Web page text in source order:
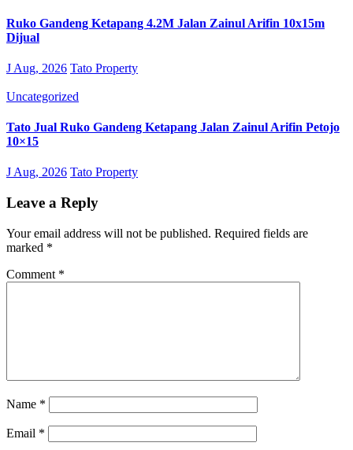
Ruko Gandeng Ketapang 4.2M Jalan Zainul Arifin 10x15m
Dijual
J Aug, 2026 Tato Property
Uncategorized
Tato Jual Ruko Gandeng Ketapang Jalan Zainul Arifin Petojo
10×15
J Aug, 2026 Tato Property
Leave a Reply
Your email address will not be published. Required fields are
marked *
Comment *
Name *
Email *